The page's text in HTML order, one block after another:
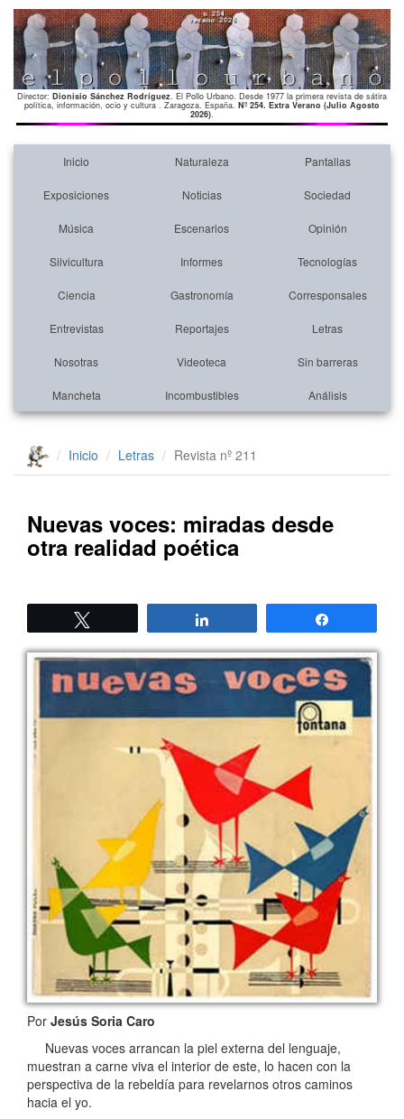
Director: Dionisio Sánchez Rodríguez. El Pollo Urbano. Desde 1977 la primera revista de sátira
política, información, ocio y cultura . Zaragoza. España. Nº 254. Extra Verano (Julio Agosto
2026).
Inicio Naturaleza Pantallas
Exposiciones Noticias Sociedad
Música Escenarios Opinión
Silvicultura Informes Tecnologías
Ciencia Gastronomía Corresponsales
Entrevistas Reportajes Letras
Nosotras Videoteca Sin barreras
Mancheta Incombustibles Análisis
Inicio Letras Revista nº 211
Nuevas voces: miradas desde
otra realidad poética
Por Jesús Soria Caro
Nuevas voces arrancan la piel externa del lenguaje,
muestran a carne viva el interior de este, lo hacen con la
perspectiva de la rebeldía para revelarnos otros caminos
hacia el yo.